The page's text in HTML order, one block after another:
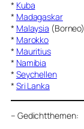
* Kuba
* Madagaskar
* Malaysia (Borneo)
* Marokko
* Mauritius
* Namibia
* Seychellen
* Sri Lanka
– Gedichtthemen: